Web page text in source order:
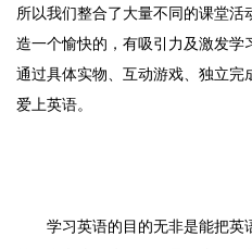
所以我们整合了大量不同的课堂
造一个愉快的，有吸引力及激发
通过具体实物、互动游戏、独立
爱上英语。
学习英语的目的无非是能把英